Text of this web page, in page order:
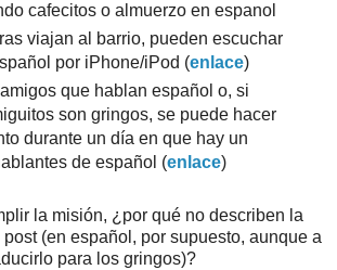
cafecitos o almuerzo en espanol
viajan al barrio, pueden escuchar
por iPhone/iPod (enlace)
que hablan español o, si
son gringos, se puede hacer
durante un día en que hay un
de español (enlace)
la misión, ¿por qué no describen la
(en español, por supuesto, aunque a
para los gringos)?